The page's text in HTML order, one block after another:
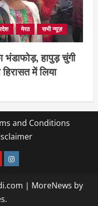
मेरठ सभी न्यूज़
भंडाफोड़, हापुड़ चुंगी
में लिया
and Conditions
instagram
| MoreNews by